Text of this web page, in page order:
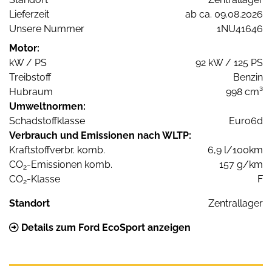
Lieferzeit
ab ca. 09.08.2026
Unsere Nummer
1NU41646
Motor:
kW / PS
92 kW / 125 PS
Treibstoff
Benzin
Hubraum
998 cm³
Umweltnormen:
Schadstoffklasse
Euro6d
Verbrauch und Emissionen nach WLTP:
Kraftstoffverbr. komb.
6,9 l/100km
CO2-Emissionen komb.
157 g/km
CO2-Klasse F
Standort Zentrallager
Details zum Ford EcoSport anzeigen